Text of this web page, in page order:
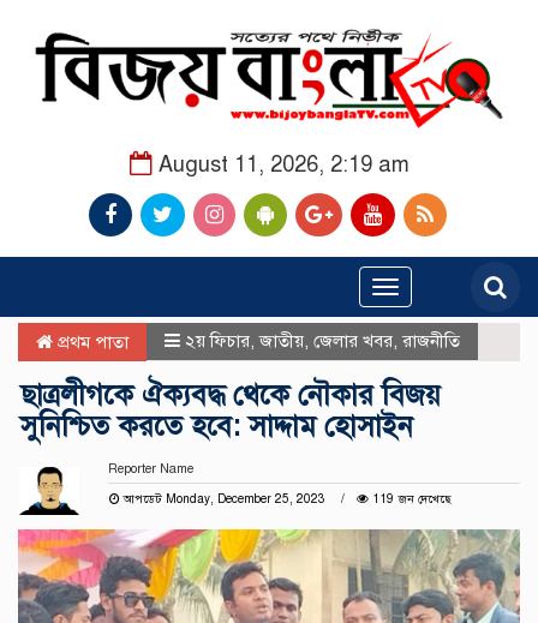
August 11, 2026, 2:19 am
Toggle
navigation
প্রথম পাতা ২য় ফিচার ,জাতীয় জেলার খবর রাজনীতি
ছাত্রলীগকে ঐক্যবদ্ধ থেকে নৌকার বিজয়
সুনিশ্চিত করতে হবে: সাদ্দাম হোসাইন
Reporter Name
আপডেট Monday, December 25, 2023
119 জন দেখেছে